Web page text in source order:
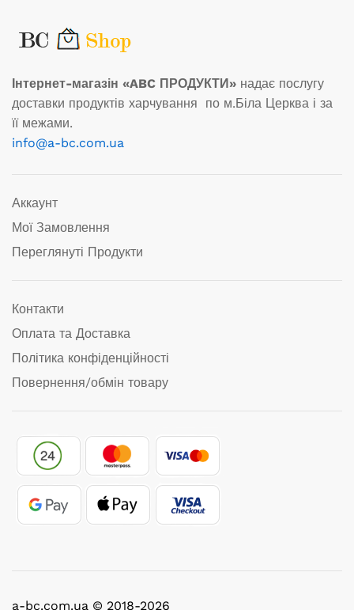
Інтернет-магазін «ABC ПРОДУКТИ» надає послугу
доставки продуктів харчування по м.Біла Церква і за
її межами.
info@a-bc.com.ua
Аккаунт
Мої Замовлення
Переглянуті Продукти
Контакти
Оплата та Доставка
Політика конфіденційності
Повернення/обмін товару
a-bc.com.ua © 2018-2026